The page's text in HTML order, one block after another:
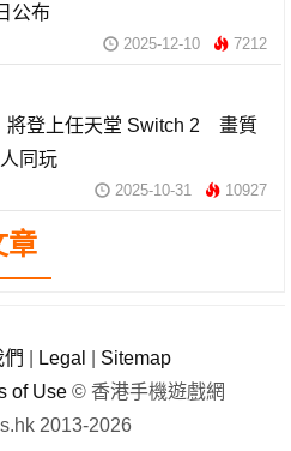
公布
2025-12-10 7212
將登上任天堂 Switch 2 畫質
同玩
2025-10-31 10927
章
Legal
Sitemap
of Use © 香港手機遊戲網
2013-2026